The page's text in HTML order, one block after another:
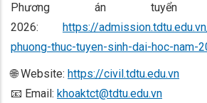
Phương án tuyển
2026:
https://
phuong-thuc-tuyen-sinh-dai-hoc-nam-
🌐 Website: https://civil.tdtu.edu.vn
📧 Email: khoaktct@tdtu.edu.vn